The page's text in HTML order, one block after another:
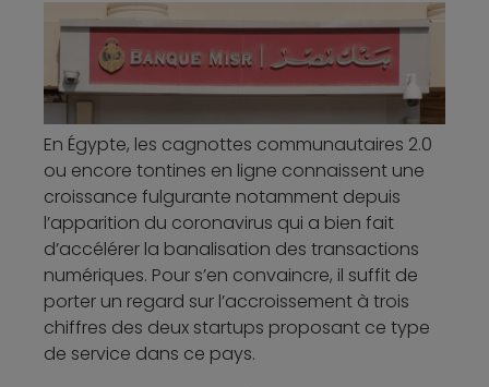
En Égypte, les cagnottes communautaires 2.0
ou encore tontines en ligne connaissent une
croissance fulgurante notamment depuis
l’apparition du coronavirus qui a bien fait
d’accélérer la banalisation des transactions
numériques. Pour s’en convaincre, il suffit de
porter un regard sur l’accroissement à trois
chiffres des deux startups proposant ce type
de service dans ce pays.